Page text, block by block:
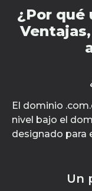
¿Por qué
El dominio
nivel bajo el
designado para
Un